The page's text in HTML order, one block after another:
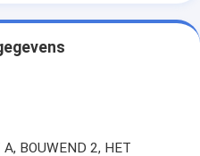
BOUWEND 2, HET